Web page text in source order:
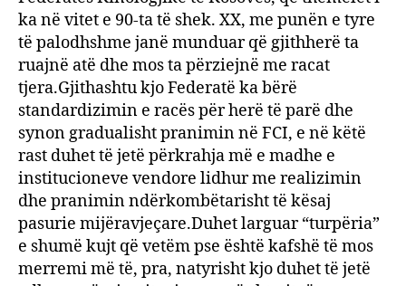
ka në vitet e 90-ta të shek. XX, me punën e tyre
të palodhshme janë munduar që gjithherë ta
ruajnë atë dhe mos ta përziejnë me racat
tjera.Gjithashtu kjo Federatë ka bërë
standardizimin e racës për herë të parë dhe
synon gradualisht pranimin në FCI, e në këtë
rast duhet të jetë përkrahja më e madhe e
institucioneve vendore lidhur me realizimin
dhe pranimin ndërkombëtarisht të kësaj
pasurie mijëravjeçare.Duhet larguar “turpëria”
e shumë kujt që vetëm pse është kafshë të mos
merremi më të, pra, natyrisht kjo duhet të jetë